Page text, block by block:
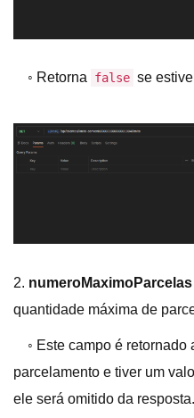
◦ Retorna false se
2. numeroMaximoParcelas
quantidade máxima de
◦ Este campo é retornado
parcelamento e tiver um
ele será omitido da resposta.